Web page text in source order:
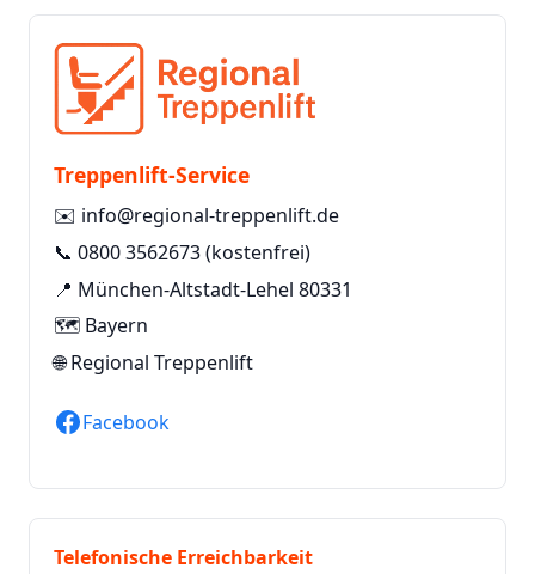
Treppenlift-Service
✉️ info@regional-treppenlift.de
📞 0800 3562673(kostenfrei)
📍 München-Altstadt-Lehel 80331
🗺️ Bayern
🌐Regional Treppenlift
Facebook
Telefonische Erreichbarkeit